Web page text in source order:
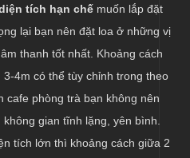
tích hạn chế muốn lắp đặt
lại bạn nên đặt loa ở những vị
thanh tốt nhất. Khoảng cách
4m có thể tùy chỉnh trong theo
cafe phòng trà bạn không nên
gian tĩnh lặng, yên bình.
tích lớn thì khoảng cách giữa 2